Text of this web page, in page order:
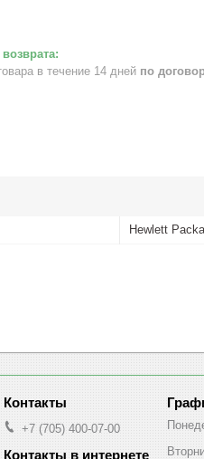
в течение 14 дней по
Hewlett
+7 (705) 400-07-00